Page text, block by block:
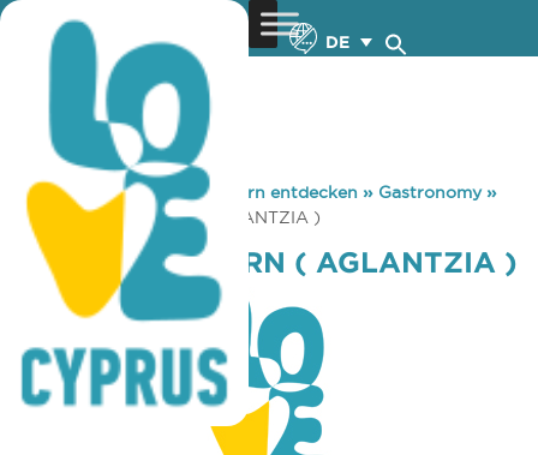
DE
You are here: Home »Zypern entdecken » Gastronomy»
KYRIAKOS TAVERN ( AGLANTZIA )
KYRIAKOS TAVERN ( AGLANTZIA )